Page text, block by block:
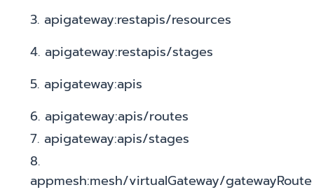
3. apigateway:restapis/resources
4. apigateway:restapis/stages
5. apigateway:apis
6. apigateway:apis/routes
7. apigateway:apis/stages
8.
appmesh:mesh/virtualGateway/gatewayRoute